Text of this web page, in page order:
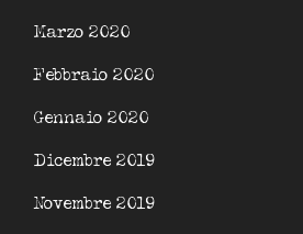
Marzo 2020
Febbraio 2020
Gennaio 2020
Dicembre 2019
Novembre 2019